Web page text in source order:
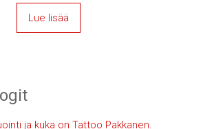
Lue lisää
ja kuka on Tattoo Pakkanen.